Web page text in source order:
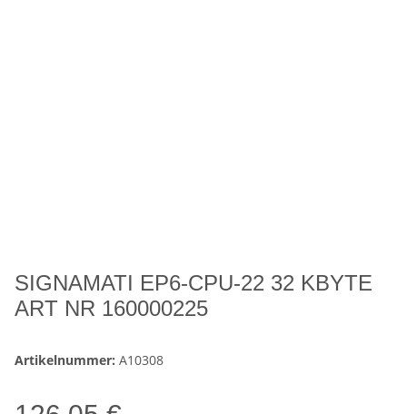
SIGNAMATI EP6-CPU-22 32 KBYTE
ART NR 160000225
Artikelnummer: A10308